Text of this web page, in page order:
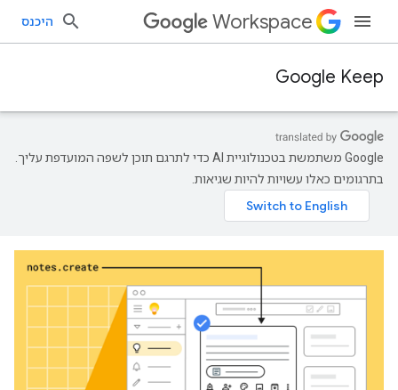
Workspace היכנס
Google Keep
‫Google משתמשת בטכנולוגיית AI כדי לתרגם תוכן לשפה המועדפת עליך.
בתרגומים כאלו עשויות להיות שגיאות.